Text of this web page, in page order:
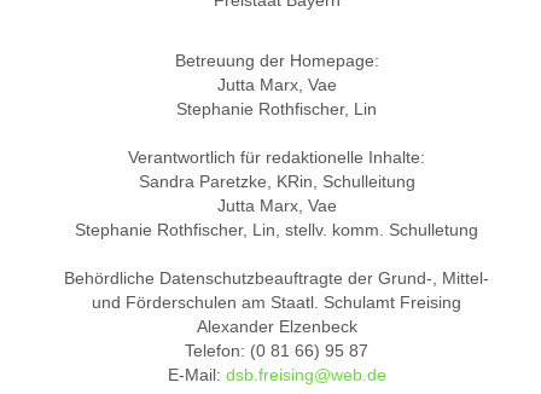
Betreuung der Homepage:
Jutta Marx, Vae
Stephanie Rothfischer, Lin
Verantwortlich für redaktionelle Inhalte:
Sandra Paretzke, KRin, Schulleitung
Jutta Marx, Vae
Stephanie Rothfischer, Lin, stellv. komm. Schulletung
Behördliche Datenschutzbeauftragte der Grund-, Mittel-
und Förderschulen am Staatl. Schulamt Freising
Alexander Elzenbeck
Telefon: (0 81 66) 95 87
E-Mail: dsb.freising@web.de